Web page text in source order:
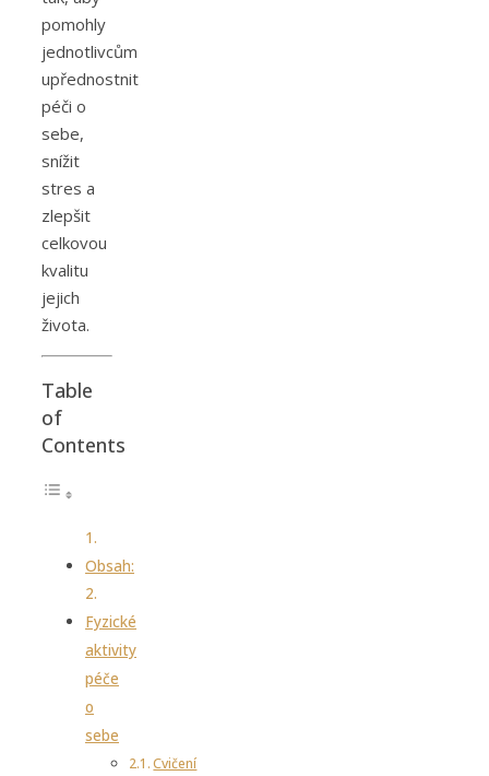
pomohly
jednotlivcům
upřednostnit
péči o
sebe,
snížit
stres a
zlepšit
celkovou
kvalitu
jejich
života.
Table
of
Contents
Obsah:
Fyzické
aktivity
péče
o
sebe
Cvičení